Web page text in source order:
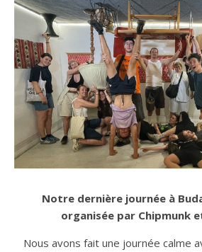
Notre dernière journée à
organisée par Chipmunk
Nous avons fait une journée calme